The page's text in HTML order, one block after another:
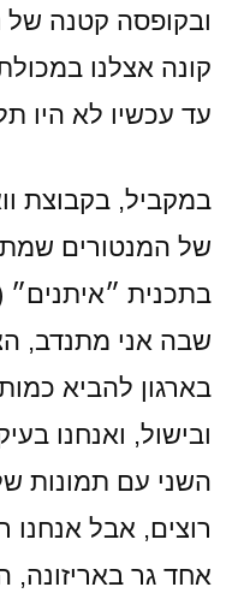
ובקופסה קטנה של
קונה אצלנו
עד עכשיו לא היו
במקביל, בקבוצת
בתכנית ״איתנים״
שבה אני מתנדב,
בארגון להביא
ובישול, ואנחנו
השני עם תמונות
רוצים, אבל אנחנו
אחד גר באריזונה,